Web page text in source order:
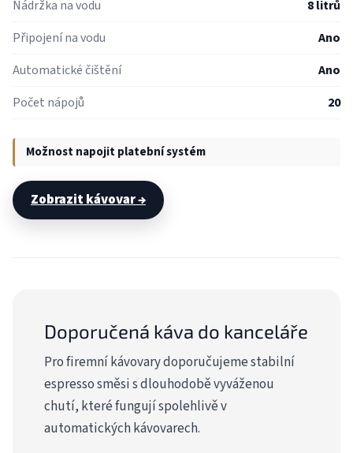
Nádržka na vodu
8 litrů
Připojení na vodu
Ano
Automatické čištění
Ano
Počet nápojů
20
Možnost napojit platební systém
Zobrazit kávovar →
Doporučená káva do kanceláře
Pro firemní kávovary doporučujeme stabilní
espresso směsi s dlouhodobě vyváženou
chutí, které fungují spolehlivě v
automatických kávovarech.